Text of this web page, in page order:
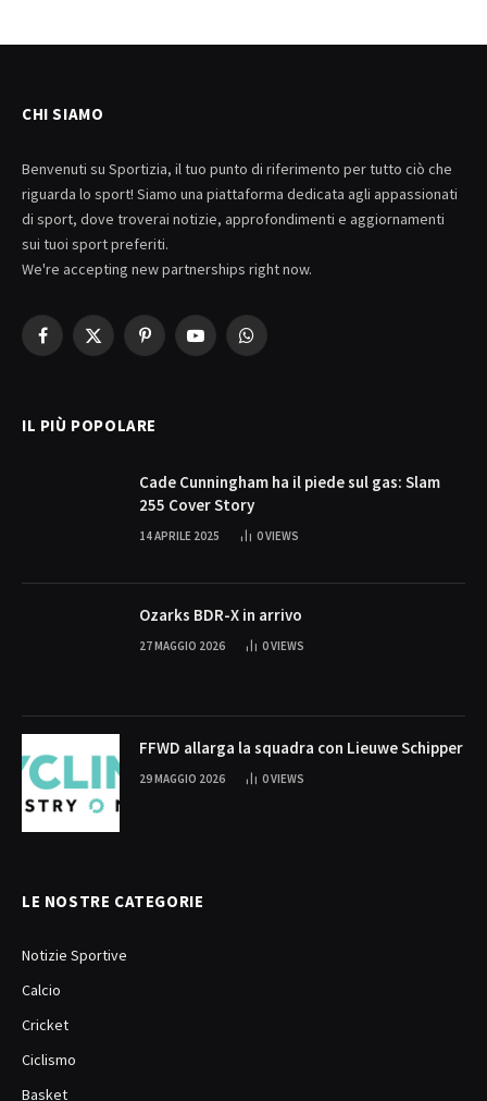
CHI SIAMO
Benvenuti su Sportizia, il tuo punto di riferimento per tutto ciò che
riguarda lo sport! Siamo una piattaforma dedicata agli appassionati
di sport, dove troverai notizie, approfondimenti e aggiornamenti
sui tuoi sport preferiti.
We're accepting new partnerships right now.
Facebook
X
PinterestYouTubeWhatsApp
IL PIÙ POPOLARE
Cade Cunningham ha il piede sul gas: Slam
255 Cover Story
14 APRILE 2025 0VIEWS
Ozarks BDR-X in arrivo
27 MAGGIO 2026 0VIEWS
FFWD allarga la squadra con Lieuwe Schipper
29 MAGGIO 2026 0VIEWS
LE NOSTRE CATEGORIE
Notizie Sportive
Calcio
Cricket
Ciclismo
Basket